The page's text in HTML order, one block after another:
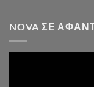
NOVA ΣΕ